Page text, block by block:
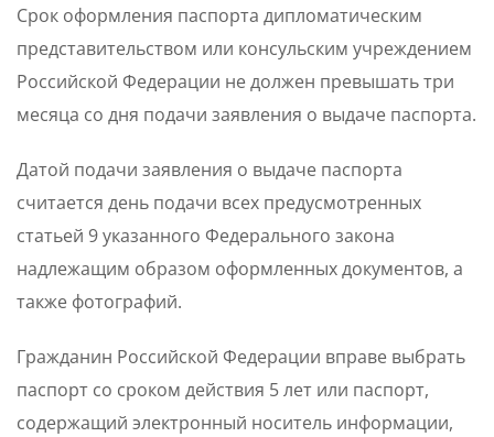
Срок оформления паспорта дипломатическим
представительством или консульским учреждением
Российской Федерации не должен превышать три
месяца со дня подачи заявления о выдаче паспорта.
Датой подачи заявления о выдаче паспорта
считается день подачи всех предусмотренных
статьей 9 указанного Федерального закона
надлежащим образом оформленных документов, а
также фотографий.
Гражданин Российской Федерации вправе выбрать
паспорт со сроком действия 5 лет или паспорт,
содержащий электронный носитель информации,